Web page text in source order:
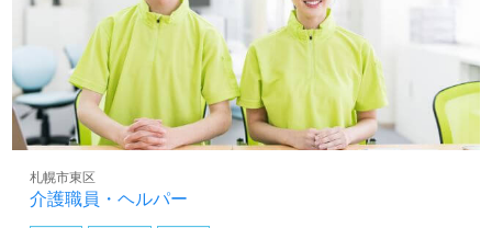
介護職員・ヘルパー
札幌市東区